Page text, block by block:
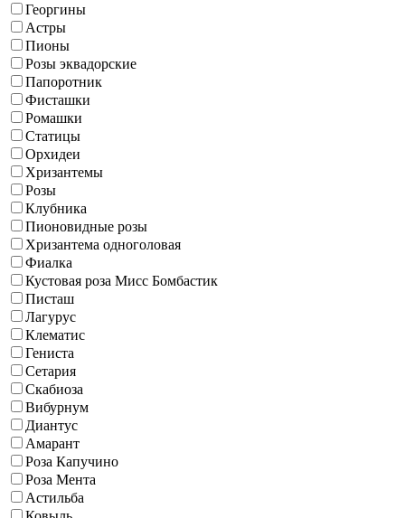
Георгины
Астры
Пионы
Розы эквадорские
Папоротник
Фисташки
Ромашки
Статицы
Орхидеи
Хризантемы
Розы
Клубника
Пионовидные розы
Хризантема одноголовая
Фиалка
Кустовая роза Мисс Бомбастик
Писташ
Лагурус
Клематис
Гениста
Сетария
Скабиоза
Вибурнум
Диантус
Амарант
Роза Капучино
Роза Мента
Астильба